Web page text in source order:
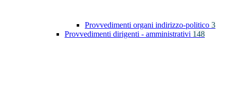
Provvedimenti organi indirizzo-politico 3
Provvedimenti dirigenti - amministrativi 148